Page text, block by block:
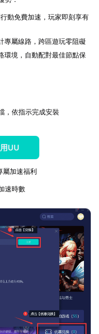
動免費加速，玩家即刻享有
專屬線路，跨區遊玩零阻礙
環境，自動配對最佳節點保
，依指示完成安裝
UU
屬加速福利
速時數